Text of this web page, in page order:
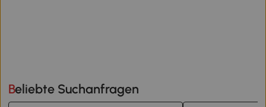
Beliebte Suchanfragen